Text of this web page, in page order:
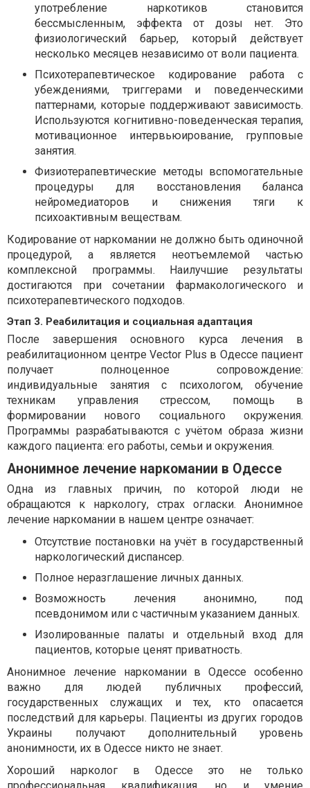
употребление наркотиков становится
бессмысленным, эффекта от дозы нет. Это
физиологический барьер, который действует
несколько месяцев независимо от воли пациента.
Психотерапевтическое кодирование работа с
убеждениями, триггерами и поведенческими
паттернами, которые поддерживают зависимость.
Используются когнитивно-поведенческая терапия,
мотивационное интервьюирование, групповые
занятия.
Физиотерапевтические методы вспомогательные
процедуры для восстановления баланса
нейромедиаторов и снижения тяги к
психоактивным веществам.
Кодирование от наркомании не должно быть одиночной
процедурой, а является неотъемлемой частью
комплексной программы. Наилучшие результаты
достигаются при сочетании фармакологического и
психотерапевтического подходов.
Этап 3. Реабилитация и социальная адаптация
После завершения основного курса лечения в
реабилитационном центре Vector Plus в Одессе пациент
получает полноценное сопровождение:
индивидуальные занятия с психологом, обучение
техникам управления стрессом, помощь в
формировании нового социального окружения.
Программы разрабатываются с учётом образа жизни
каждого пациента: его работы, семьи и окружения.
Анонимное лечение наркомании в Одессе
Одна из главных причин, по которой люди не
обращаются к наркологу, страх огласки. Анонимное
лечение наркомании в нашем центре означает:
Отсутствие постановки на учёт в государственный
наркологический диспансер.
Полное неразглашение личных данных.
Возможность лечения анонимно, под
псевдонимом или с частичным указанием данных.
Изолированные палаты и отдельный вход для
пациентов, которые ценят приватность.
Анонимное лечение наркомании в Одессе особенно
важно для людей публичных профессий,
государственных служащих и тех, кто опасается
последствий для карьеры. Пациенты из других городов
Украины получают дополнительный уровень
анонимности, их в Одессе никто не знает.
Хороший нарколог в Одессе это не только